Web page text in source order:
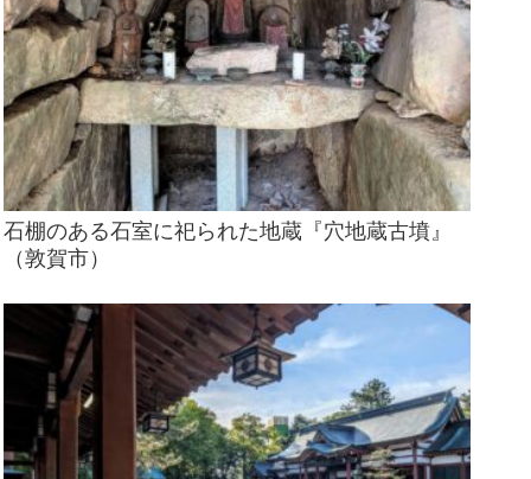
石棚のある石室に祀られた地蔵『穴地蔵古墳』
（敦賀市）